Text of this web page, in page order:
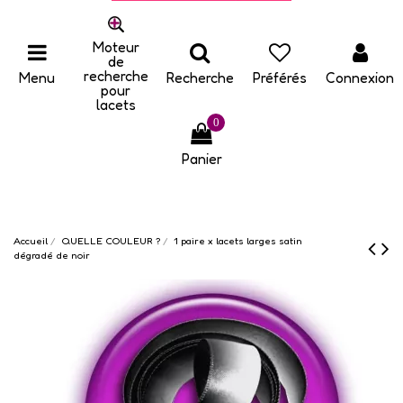
Menu
Moteur
de
recherche
pour
lacets
Recherche Préférés Connexion
0
Panier
Accueil QUELLE COULEUR ?
1 paire x lacets larges satin
dégradé de noir